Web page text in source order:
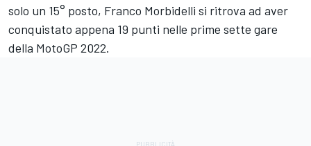
solo un 15° posto, Franco Morbidelli si ritrova ad aver
conquistato appena 19 punti nelle prime sette gare
della MotoGP 2022.